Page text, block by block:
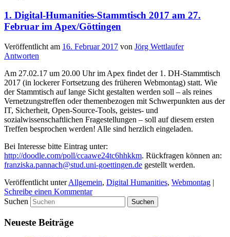
1. Digital-Humanities-Stammtisch 2017 am 27.
Februar im Apex/Göttingen
Veröffentlicht am 16. Februar 2017 von Jörg Wettlaufer
Antworten
Am 27.02.17 um 20.00 Uhr im Apex findet der 1. DH-Stammtisch
2017 (in lockerer Fortsetzung des früheren Webmontag) statt. Wie
der Stammtisch auf lange Sicht gestalten werden soll – als reines
Vernetzungstreffen oder themenbezogen mit Schwerpunkten aus der
IT, Sicherheit, Open-Source-Tools, geistes- und
sozialwissenschaftlichen Fragestellungen – soll auf diesem ersten
Treffen besprochen werden! Alle sind herzlich eingeladen.
Bei Interesse bitte Eintrag unter:
http://doodle.com/poll/ccaawe24tc6hhkkm. Rückfragen können an:
franziska.pannach@stud.uni-goettingen.de gestellt werden.
Veröffentlicht unter Allgemein, Digital Humanities, Webmontag |
Schreibe einen Kommentar
Suchen
Neueste Beiträge